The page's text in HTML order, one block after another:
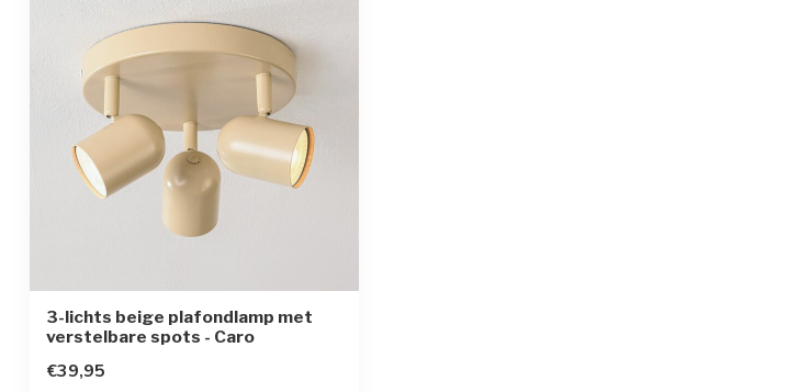
3-lichts beige plafondlamp met
verstelbare spots - Caro
€39,95